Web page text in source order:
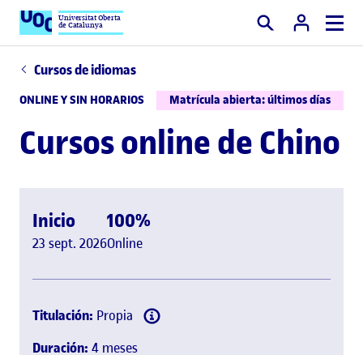
Universitat Oberta
de Catalunya Buscar
Cursos de idiomas
ONLINE Y SIN HORARIOS Matrícula abierta: últimos días
Cursos online de Chino
Inicio
23 sept. 2026
100%
Online
Titulación: Propia
Duración: 4 meses